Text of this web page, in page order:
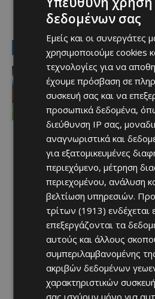
τροχαίο
LATEST NEWS
Αθλητικά -
Ο παίκτης που
μεγαλύτερο
του και
League
Afentiko - 07/08/
δεδομένων σας
Εμείς και οι συνεργάτες
χρησιμοποιούμε cookies
τεχνολογίες για να
έχουμε πρόσβαση σε
συσκευή σας και να
προσωπικά δεδομένα,
διεύθυνση IP σας,
αναγνωριστικά και
για εξατομικευμένες
περιεχόμενο, μέτρηση
περιεχομένου, ανάλυση
βελτίωση υπηρεσιών.
τρίτων (1913) ενδέχεται
επεξεργάζονται τα
αυτούς και άλλους
συμπεριλαμβανομένης
ακριβών δεδομένων
χαρακτηριστικών
σας ισχύουν μόνο για